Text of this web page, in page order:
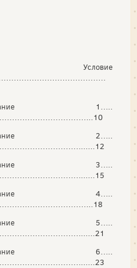
1…..
2…..
3…..
4…..
5…..
6…..